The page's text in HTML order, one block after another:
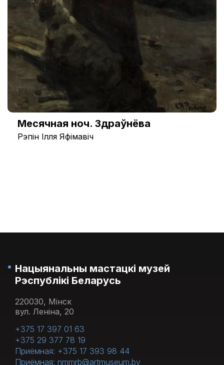
Месячная ноч. Здраўнёва
Рэпін Ілля Яфімавіч
Нацыянальны мастацкі музей
Рэспублікі Беларусь
220030, Мінск
вул. Леніна, 20
+375 17 397 01 63
+375 29 377 78 19
Приёмная: +375 17 393 98 44
Приёмная: nmmrb@artmuseum.by